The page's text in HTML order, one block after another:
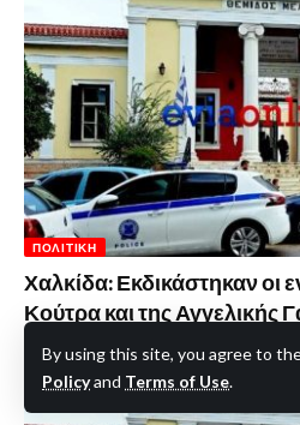
By using this site, you agree to
Policyand Terms of Use.
ΠΟΛΙΤΙΚΉ
Χαλκίδα: Εκδικάστηκαν οι
Κούτρα και της Αγγελικής
6 Δεκεμβρίου 2023